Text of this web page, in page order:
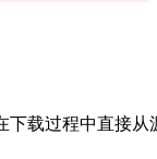
下载过程中直接从